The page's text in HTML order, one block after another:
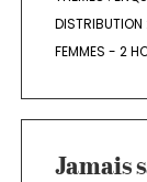
DISTRIBUTION :
FEMMES - 2
Jamais